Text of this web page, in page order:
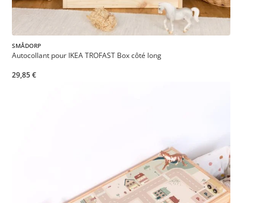
SMÅDORP
Autocollant pour IKEA TROFAST Box côté long
29,85 €